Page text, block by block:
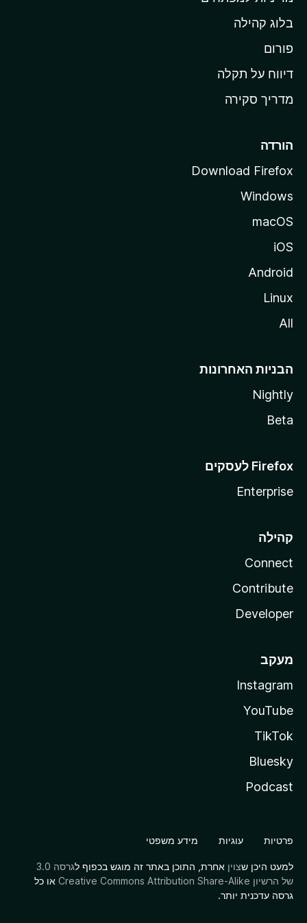
ל
M
i
l
בלוג קהילה
פורום
דיווח על תקלה
מדריך סקירה
הורדה
Download Firefox
Windows
macOS
iOS
Android
Linux
All
הבניות האחרונות
Nightly
Beta
Enterprise
קהילה
Connect
Contribute
Developer
מעקב
Instagram
YouTube
TikTok
Bluesky
Podcast
פרטיות עוגיות מידע משפטי
למעט היכן שצוין אחרת, התוכן באתר זה מוגש בכפוף ל
גרסה 3.0
של הרשיון Creative Commons Attribution Share-Alike
או כל
גרסה עדכנית יותר.